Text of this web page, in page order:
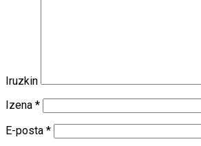
Iruzkin
Izena *
E-posta *